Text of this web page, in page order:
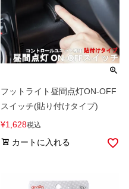
フットライト昼間点灯ON-OFF
スイッチ(貼り付けタイプ)
¥1,628税込
カートに入れる